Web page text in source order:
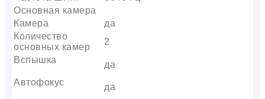
Основная камера
Камера
да
Количество
основных камер
2
Вспышка
да
Автофокус
да